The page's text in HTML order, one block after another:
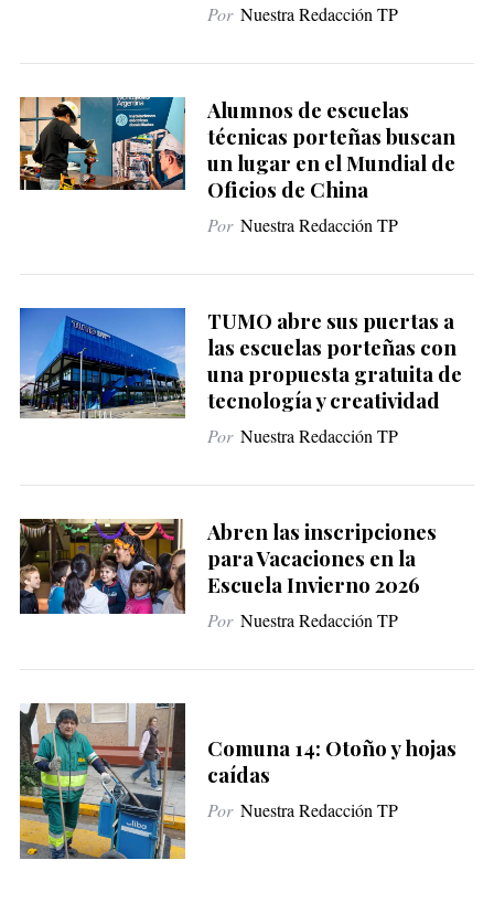
Por Nuestra Redacción TP
Alumnos de escuelas
técnicas porteñas buscan
un lugar en el Mundial de
Oficios de China
Por Nuestra Redacción TP
TUMO abre sus puertas a
las escuelas porteñas con
una propuesta gratuita de
tecnología y creatividad
Por Nuestra Redacción TP
Abren las inscripciones
para Vacaciones en la
Escuela Invierno 2026
Por Nuestra Redacción TP
Comuna 14: Otoño y hojas
caídas
Por Nuestra Redacción TP